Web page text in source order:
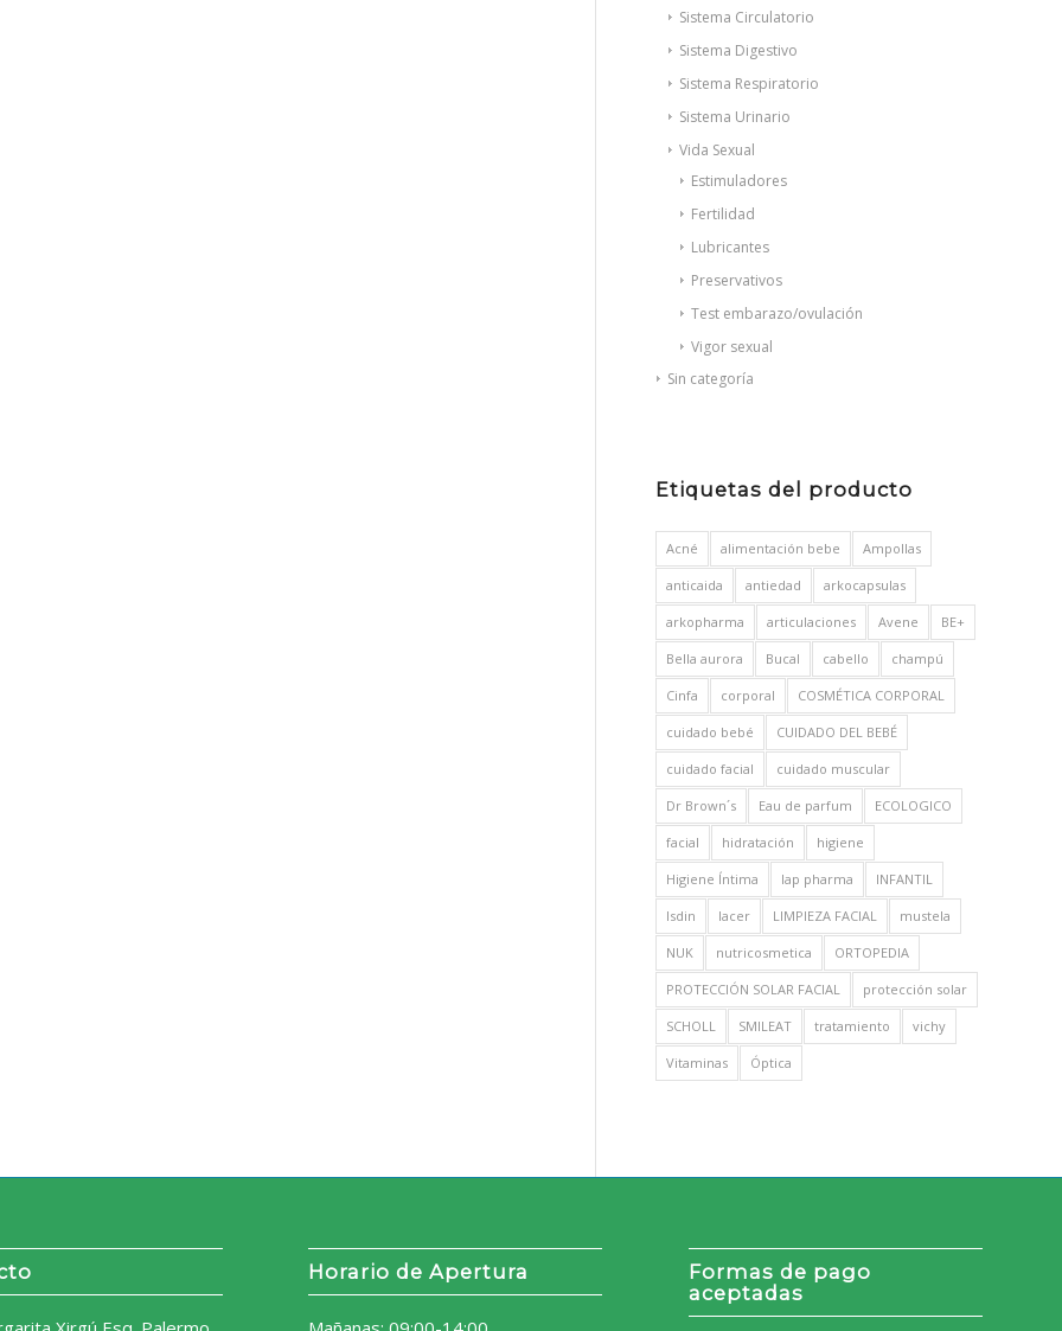
Sistema Circulatorio
Sistema Digestivo
Sistema Respiratorio
Sistema Urinario
Vida Sexual
Estimuladores
Fertilidad
Lubricantes
Preservativos
Test embarazo/ovulación
Vigor sexual
Sin categoría
Etiquetas del producto
Acné alimentación bebe Ampollas
anticaida antiedad arkocapsulas
arkopharma articulaciones Avene BE+
Bella aurora Bucal cabello champú
Cinfa corporal COSMÉTICA CORPORAL
cuidado bebé CUIDADO DEL BEBÉ
cuidado facial cuidado muscular
Dr Brown´s Eau de parfum ECOLOGICO
facial hidratación higiene
Higiene Íntima Iap pharma INFANTIL
Isdin lacer LIMPIEZA FACIAL mustela
NUK nutricosmetica ORTOPEDIA
PROTECCIÓN SOLAR FACIAL protección solar
SCHOLL SMILEAT tratamiento vichy
Vitaminas Óptica
Horario de Apertura
Formas de pago
aceptadas